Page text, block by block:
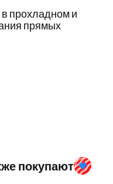
в прохладном и
прямых
покупают